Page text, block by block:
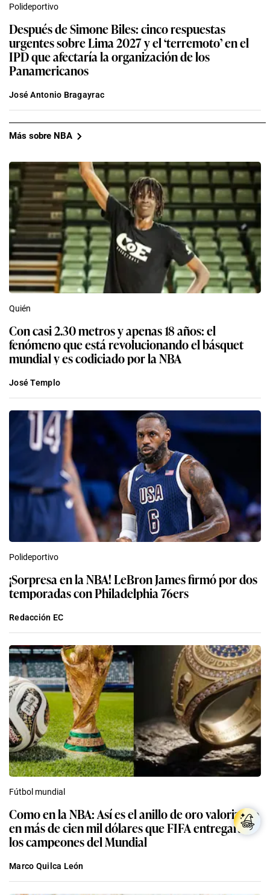
Polideportivo
Después de Simone Biles: cinco respuestas
urgentes sobre Lima 2027 y el ‘terremoto’ en el
IPD que afectaría la organización de los
Panamericanos
José Antonio Bragayrac
Más sobre NBA
Quién
Con casi 2.30 metros y apenas 18 años: el
fenómeno que está revolucionando el básquet
mundial y es codiciado por la NBA
José Templo
Polideportivo
¡Sorpresa en la NBA! LeBron James firmó por dos
temporadas con Philadelphia 76ers
Redacción EC
Fútbol mundial
Como en la NBA: Así es el anillo de oro valorizado
en más de cien mil dólares que FIFA entregará a
los campeones del Mundial
Marco Quilca León